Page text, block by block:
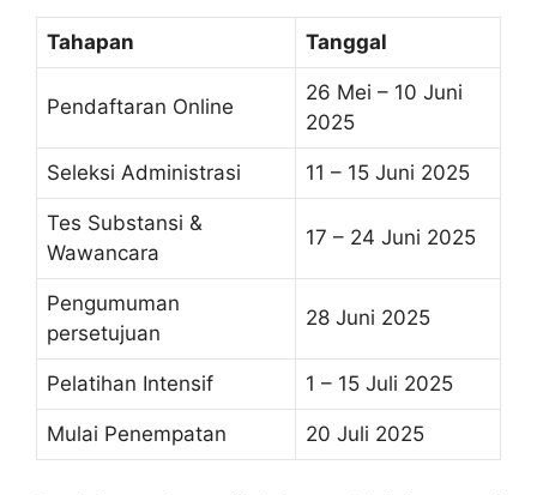
Tahapan Tanggal
Pendaftaran Online
26 Mei – 10 Juni
2025
Seleksi Administrasi 11 – 15 Juni 2025
Tes Substansi &
Wawancara
17 – 24 Juni 2025
Pengumuman
persetujuan
28 Juni 2025
Pelatihan Intensif 1 – 15 Juli 2025
Mulai Penempatan 20 Juli 2025